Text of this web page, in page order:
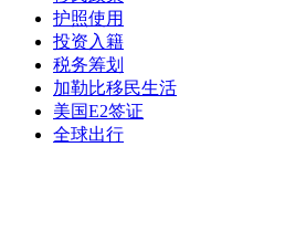
护照使用
投资入籍
税务筹划
加勒比移民生活
美国E2签证
全球出行